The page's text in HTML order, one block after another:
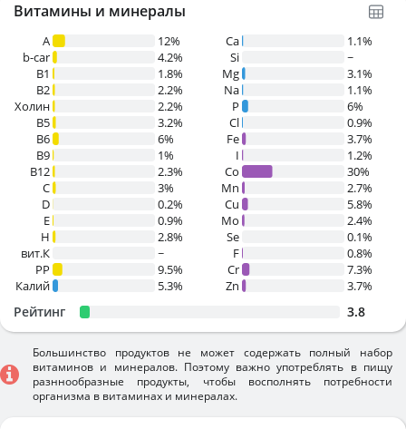
Витамины и минералы
A
12%
b-car
4.2%
В1
1.8%
B2
2.2%
Холин
2.2%
B5
3.2%
B6
6%
B9
1%
B12
2.3%
C
3%
D
0.2%
E
0.9%
H
2.8%
вит.К
~
PP
9.5%
Калий
5.3%
Ca
1.1%
Si
~
Mg
3.1%
Na
1.1%
P
6%
Cl
0.9%
Fe
3.7%
I
1.2%
Co
30%
Mn
2.7%
Cu
5.8%
Mo
2.4%
Se
0.1%
F
0.8%
Cr
7.3%
Zn
3.7%
Рейтинг 3.8
Большинство продуктов не может содержать полный набор
витаминов и минералов. Поэтому важно употреблять в пищу
разннообразные продукты, чтобы восполнять потребности
организма в витаминах и минералах.